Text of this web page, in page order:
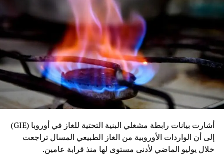
أشارت بيانات رابطة مشغلي البنية التحتية للغاز في أوروبا (GIE)
إلى أن الواردات الأوروبية من الغاز الطبيعي المسال تراجعت
خلال يوليو الماضي لأدنى مستوى لها منذ قرابة عامين.